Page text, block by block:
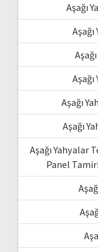
Aşağı
Aşağı
Aşağı
Aşağı Yahyalar
Panel